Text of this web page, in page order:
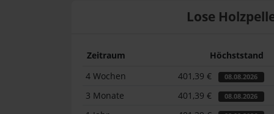
Lose
Zeitraum Höchststand
4 Wochen
401,39 € 08.08.2026
3 Monate 401,39 € 08.08.2026